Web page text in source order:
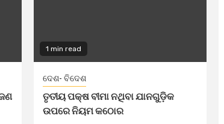
1 min read
ଦେଶ- ବିଦେଶ
ତୃତୀୟ ପକ୍ଷ ବୀମା ନଥିବା ଯାନଗୁଡ଼ିକ
ଉପରେ ନିୟମ କଠୋର